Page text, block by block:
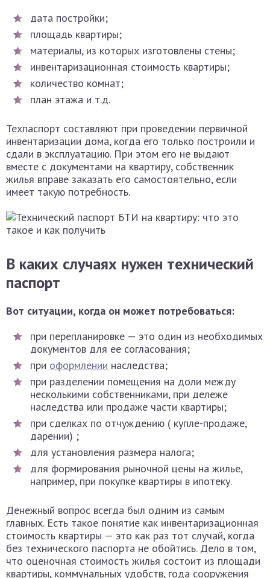
дата постройки;
площадь квартиры;
материалы, из которых изготовлены стены;
инвентаризационная стоимость квартиры;
количество комнат;
план этажа и т.д.
Техпаспорт составляют при проведении первичной
инвентаризации дома, когда его только построили и
сдали в эксплуатацию. При этом его не выдают
вместе с документами на квартиру, собственник
жилья вправе заказать его самостоятельно, если
имеет такую потребность.
В каких случаях нужен технический
паспорт
Вот ситуации, когда он может потребоваться:
при перепланировке — это один из необходимых
документов для ее согласования;
при оформлении наследства;
при разделении помещения на доли между
несколькими собственниками, при дележе
наследства или продаже части квартиры;
при сделках по отчуждению ( купле-продаже,
дарении) ;
для установления размера налога;
для формирования рыночной цены на жилье,
например, при покупке квартиры в ипотеку.
Денежный вопрос всегда был одним из самым
главных. Есть такое понятие как инвентаризационная
стоимость квартиры — это как раз тот случай, когда
без технического паспорта не обойтись. Дело в том,
что оценочная стоимость жилья состоит из площади
квартиры, коммунальных удобств, года сооружения